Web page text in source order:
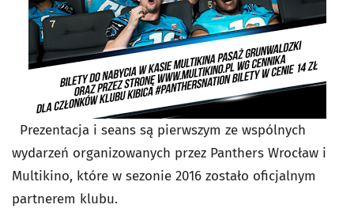
Prezentacja i seans są pierwszym ze wspólnych
wydarzeń organizowanych przez Panthers Wrocław i
Multikino, które w sezonie 2016 zostało oficjalnym
partnerem klubu.